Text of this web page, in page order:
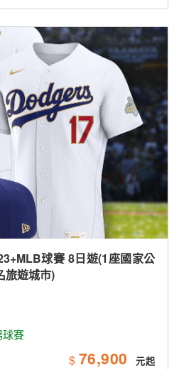
球賽 8日遊(1座國家公
旅遊城市)
賽
$ 76,900